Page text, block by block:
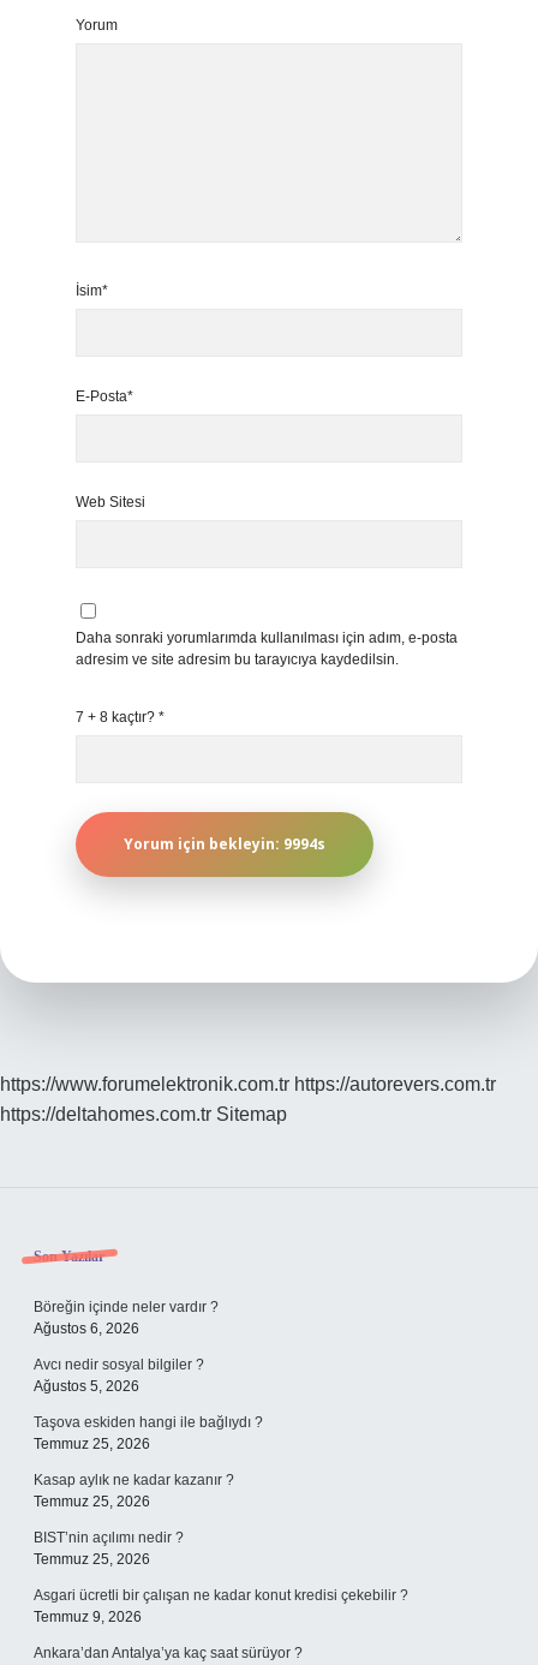
Yorum
İsim*
E-Posta*
Web Sitesi
Daha sonraki yorumlarımda kullanılması için adım, e-posta
adresim ve site adresim bu tarayıcıya kaydedilsin.
7 + 8 kaçtır? *
https://www.forumelektronik.com.tr https://autorevers.com.tr
https://deltahomes.com.tr Sitemap
Sidebar
Son Yazılar
Böreğin içinde neler vardır ?
Ağustos 6, 2026
Avcı nedir sosyal bilgiler ?
Ağustos 5, 2026
Taşova eskiden hangi ile bağlıydı ?
Temmuz 25, 2026
Kasap aylık ne kadar kazanır ?
Temmuz 25, 2026
BIST’nin açılımı nedir ?
Temmuz 25, 2026
Asgari ücretli bir çalışan ne kadar konut kredisi çekebilir ?
Temmuz 9, 2026
Ankara’dan Antalya’ya kaç saat sürüyor ?